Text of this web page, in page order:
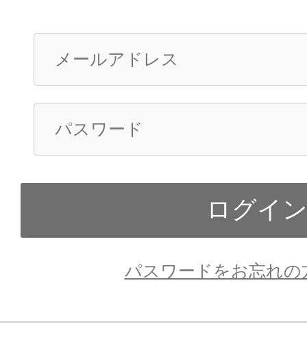
パスワードをお忘れの